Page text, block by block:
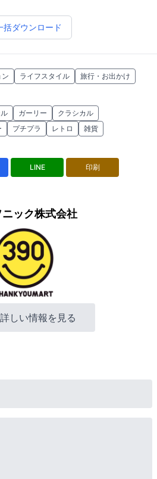
括ダウンロード
ン ライフスタイル 旅行・お出かけ
ガーリー
クラシカル
プチプラ レトロ 雑貨
LINE 印刷
ニック株式会社
しい情報を見る